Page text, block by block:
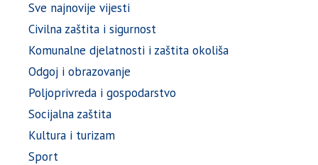
Sve najnovije vijesti
Civilna zaštita i sigurnost
Komunalne djelatnosti i zaštita okoliša
Odgoj i obrazovanje
Poljoprivreda i gospodarstvo
Socijalna zaštita
Kultura i turizam
Sport